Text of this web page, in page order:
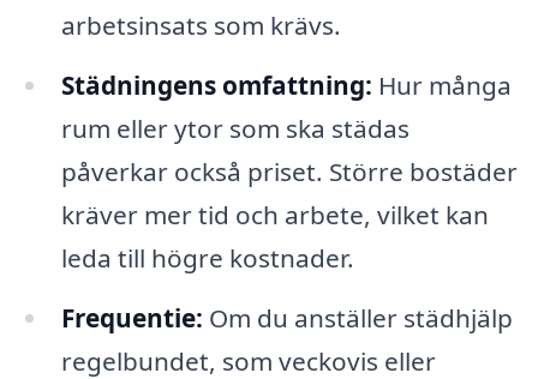
arbetsinsats som krävs.
Städningens omfattning: Hur många
rum eller ytor som ska städas
påverkar också priset. Större bostäder
kräver mer tid och arbete, vilket kan
leda till högre kostnader.
Frequentie: Om du anställer städhjälp
regelbundet, som veckovis eller